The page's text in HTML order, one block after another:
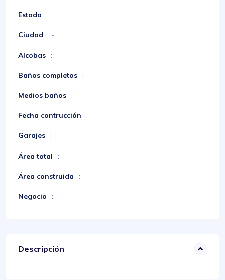
Estado :
Ciudad : -
Alcobas :
Baños completos :
Medios baños :
Fecha contrucción :
Garajes :
Área total :
Área construida :
Negocio :
Descripción